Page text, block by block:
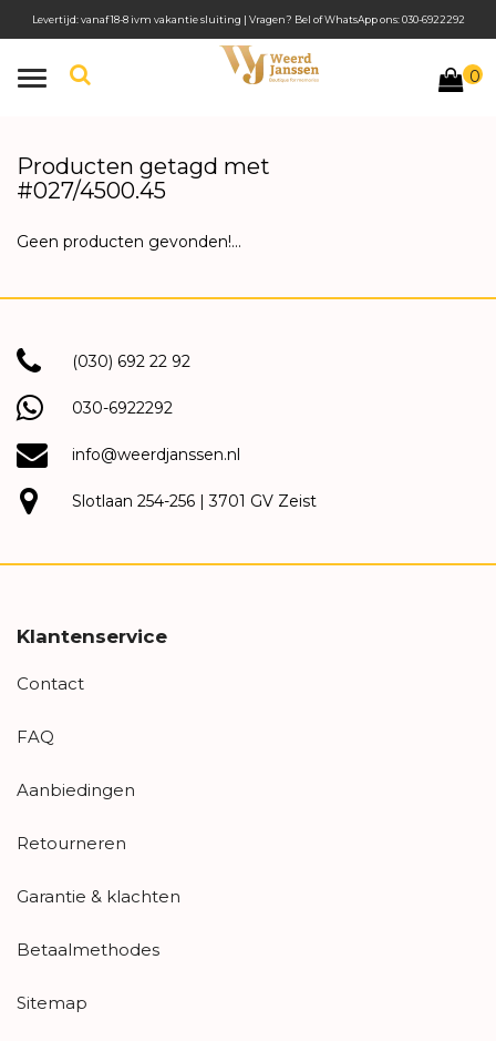
Toggle
0
Levertijd: vanaf 18-8 ivm vakantie sluiting | Vragen? Bel of WhatsApp ons: 030-6922292
Producten getagd met
#027/4500.45
Geen producten gevonden!...
(030) 692 22 92
030-6922292
info@weerdjanssen.nl
Slotlaan 254-256 | 3701 GV Zeist
Klantenservice
Contact
FAQ
Aanbiedingen
Retourneren
Garantie & klachten
Betaalmethodes
Sitemap